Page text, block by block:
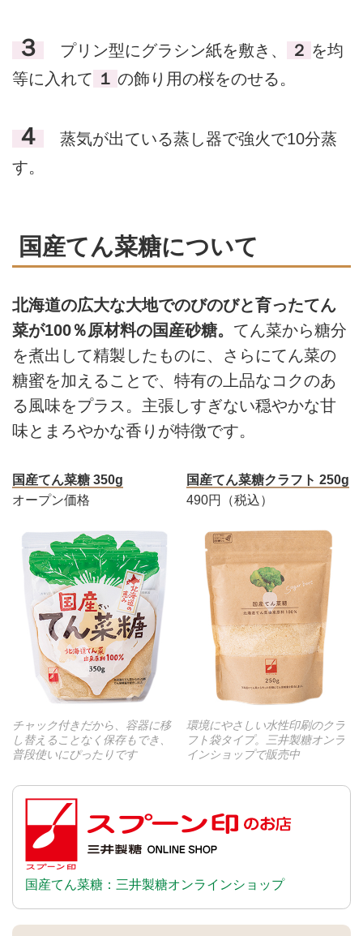
３ プリン型にグラシン紙を敷き、 ２ を均
等に入れて １ の飾り用の桜をのせる。
４
蒸気が出ている蒸し器で強火で10分蒸
す。
国産てん菜糖について
北海道の広大な大地でのびのびと育ったてん
菜が100％原材料の国産砂糖。 てん菜から糖分
を煮出して精製したものに、さらにてん菜の
糖蜜を加えることで、特有の上品なコクのあ
る風味をプラス。主張しすぎない穏やかな甘
味とまろやかな香りが特徴です。
国産てん菜糖 350g
オープン価格
チャック付きだから、容器に移
し替えることなく保存もでき、
普段使いにぴったりです
国産てん菜糖クラフト 250g
490円（税込）
環境にやさしい水性印刷のクラ
フト袋タイプ。三井製糖オンラ
インショップで販売中
国産てん菜糖：三井製糖オンラインショップ